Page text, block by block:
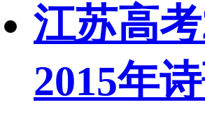
江苏高
2015年